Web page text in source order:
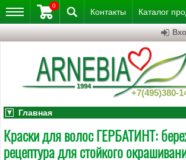
Контакты Каталог
+7(495)380-
0
Главная
Краски для волос ГЕРБАТИНТ:
рецептура для стойкого